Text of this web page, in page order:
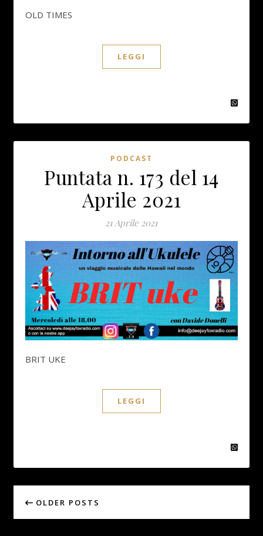
OLD TIMES
LEGGI
PODCAST
Puntata n. 173 del 14
Aprile 2021
21 Aprile 2021
BRIT UKE
LEGGI
OLDER POSTS